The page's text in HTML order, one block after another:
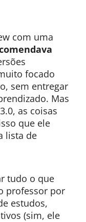
com uma
focado
sem entregar
Mas
as coisas
que ele
lista de
tudo o que
professor por
estudos,
(sim, ele